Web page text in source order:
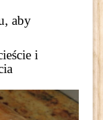
aby
i